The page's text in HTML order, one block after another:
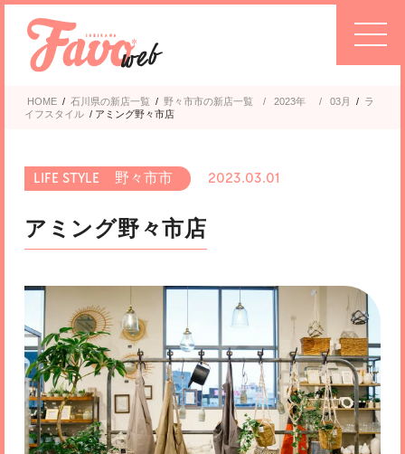
HOME / 石川県の新店一覧 / 野々市市 2023年 / 03月 / ラ
イフスタイル / アミング野々市店
野々市市 2023.03.01
アミング野々市店